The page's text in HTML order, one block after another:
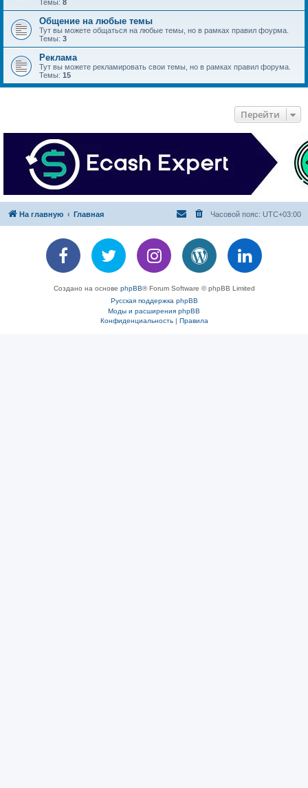
Темы: 8
Общение на любые темы
Тут вы можете общаться на любые темы, но в рамках правил фоурма.
Темы: 3
Реклама
Тут вы можете рекламировать свои темы, но в рамках правил форума.
Темы: 15
Перейти
На главную Главная Часовой пояс: UTC+03:00
Создано на основе phpBB® Forum Software © phpBB Limited
Русская поддержка phpBB
Моды и расширения phpBB
Конфиденциальность| Правила